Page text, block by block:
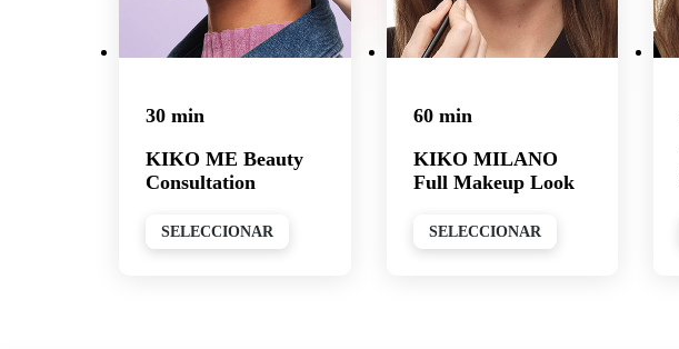
30 min
KIKO ME Beauty
Consultation
SELECCIONAR
60 min
KIKO MILANO
Full Makeup Look
SELECCIONAR